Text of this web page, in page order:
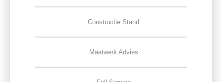
Constructie Stand
Maatwerk Advies